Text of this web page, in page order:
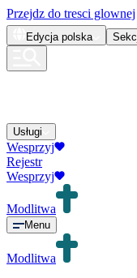
Przejdz do tresci glownej
Edycja polska
Usługi
Wesprzyj
Rejestr
Wesprzyj
Modlitwa
Menu
Modlitwa